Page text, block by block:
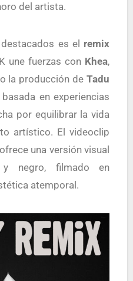
del artista.
es el remix
une fuerzas con Khea,
la producción deTadu
en experiencias
por equilibrar la vida
artístico. El videoclip
una versión visual
y negro, filmado en
atemporal.